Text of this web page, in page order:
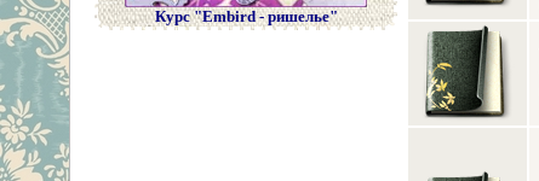
Курс "Embird - ришелье"